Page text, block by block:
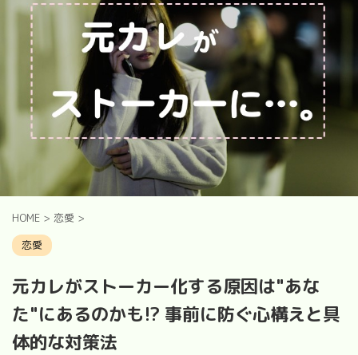
HOME > 恋愛 >
恋愛
元カレがストーカー化する原因は"あな
た"にあるのかも!? 事前に防ぐ心構えと具
体的な対策法